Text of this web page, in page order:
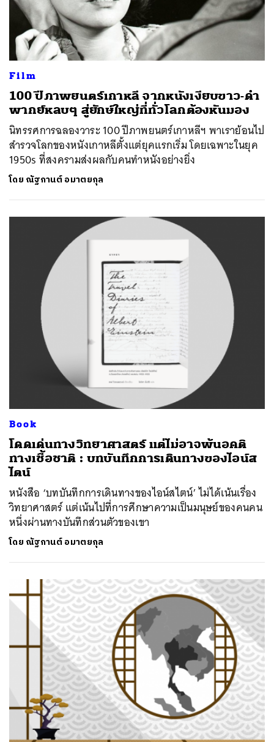
Film
100 ปีภาพยนตร์เกาหลี จากหนังเงียบขาว-ดำ
พากย์หลบๆ สู่ยักษ์ใหญ่ที่ทั่วโลกต้องหันมอง
นิทรรศการฉลองวาระ 100 ปีภาพยนตร์เกาหลีฯ พาเราย้อนไป
สำรวจโลกของหนังเกาหลีตั้งแต่ยุคแรกเริ่ม โดยเฉพาะในยุค
1950s ที่สงครามส่งผลกับคนทำหนังอย่างยิ่ง
โดย ณัฐกานต์ อมาตยกุล
Book
โดดเด่นทางวิทยาศาสตร์ แต่ไม่อาจพ้นอคติ
ทางเชื้อชาติ : บทบันทึกการเดินทางของไอน์ส
ไตน์
หนังสือ ‘บทบันทึกการเดินทางของไอน์สไตน์’ ไม่ได้เน้นเรื่อง
วิทยาศาสตร์ แต่เน้นไปที่การศึกษาความเป็นมนุษย์ของคนคน
หนึ่งผ่านทางบันทึกส่วนตัวของเขา
โดย ณัฐกานต์ อมาตยกุล